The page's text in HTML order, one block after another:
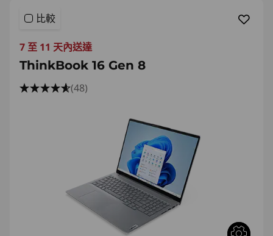
比較
7 至 11 天內送達
ThinkBook 16 Gen 8
(48)